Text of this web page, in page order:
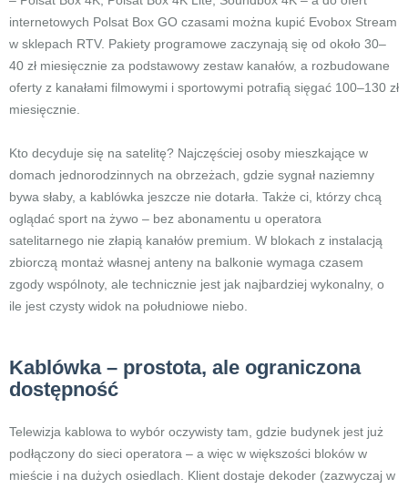
internetowych Polsat Box GO czasami można kupić Evobox Stream
w sklepach RTV. Pakiety programowe zaczynają się od około 30–
40 zł miesięcznie za podstawowy zestaw kanałów, a rozbudowane
oferty z kanałami filmowymi i sportowymi potrafią sięgać 100–130 zł
miesięcznie.
Kto decyduje się na satelitę? Najczęściej osoby mieszkające w
domach jednorodzinnych na obrzeżach, gdzie sygnał naziemny
bywa słaby, a kablówka jeszcze nie dotarła. Także ci, którzy chcą
oglądać sport na żywo – bez abonamentu u operatora
satelitarnego nie złapią kanałów premium. W blokach z instalacją
zbiorczą montaż własnej anteny na balkonie wymaga czasem
zgody wspólnoty, ale technicznie jest jak najbardziej wykonalny, o
ile jest czysty widok na południowe niebo.
Kablówka – prostota, ale ograniczona
dostępność
Telewizja kablowa to wybór oczywisty tam, gdzie budynek jest już
podłączony do sieci operatora – a więc w większości bloków w
mieście i na dużych osiedlach. Klient dostaje dekoder (zazwyczaj w